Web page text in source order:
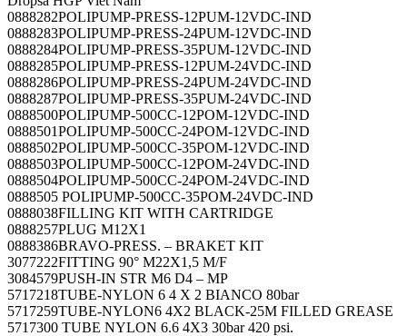
0888282POLIPUMP-PRESS-12PUM-12VDC-IND
0888283POLIPUMP-PRESS-24PUM-12VDC-IND
0888284POLIPUMP-PRESS-35PUM-12VDC-IND
0888285POLIPUMP-PRESS-12PUM-24VDC-IND
0888286POLIPUMP-PRESS-24PUM-24VDC-IND
0888287POLIPUMP-PRESS-35PUM-24VDC-IND
0888500POLIPUMP-500CC-12POM-12VDC-IND
0888501POLIPUMP-500CC-24POM-12VDC-IND
0888502POLIPUMP-500CC-35POM-12VDC-IND
0888503POLIPUMP-500CC-12POM-24VDC-IND
0888504POLIPUMP-500CC-24POM-24VDC-IND
0888505 POLIPUMP-500CC-35POM-24VDC-IND
0888038FILLING KIT WITH CARTRIDGE
0888257PLUG M12X1
0888386BRAVO-PRESS. – BRAKET KIT
3077222FITTING 90° M22X1,5 M/F
3084579PUSH-IN STR M6 D4 – MP
5717218TUBE-NYLON 6 4 X 2 BIANCO 80bar
5717259TUBE-NYLON6 4X2 BLACK-25M FILLED GREASE
5717300 TUBE NYLON 6.6 4X3 30bar 420 psi.